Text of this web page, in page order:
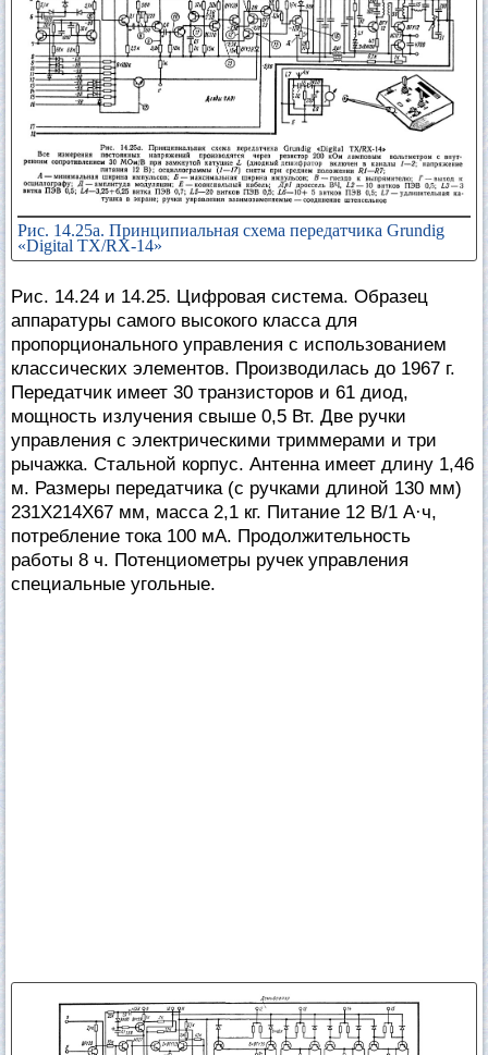
Рис. 14.25а. Принципиальная схема передатчика Grundig
«Digital TX/RX-14»
Рис. 14.24 и 14.25. Цифровая система. Образец
аппаратуры самого высокого класса для
пропорционального управления с использованием
классических элементов. Производилась до 1967 г.
Передатчик имеет 30 транзисторов и 61 диод,
мощность излучения свыше 0,5 Вт. Две ручки
управления с электрическими триммерами и три
рычажка. Стальной корпус. Антенна имеет длину 1,46
м. Размеры передатчика (с ручками длиной 130 мм)
231X214X67 мм, масса 2,1 кг. Питание 12 В/1 А·ч,
потребление тока 100 мА. Продолжительность
работы 8 ч. Потенциометры ручек управления
специальные угольные.